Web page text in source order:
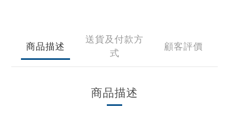
商品描述
送貨及付款方
式
顧客評價
商品描述